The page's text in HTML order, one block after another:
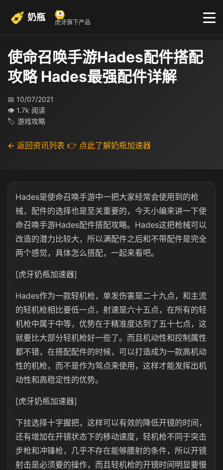
奶瓶 虎牙旗下产品
使命召唤手游Hades配件搭配
攻略 Hades最强配件详解
📅 10/07/2021
👁 1.7k 阅读
🏷 游戏攻略
← 返回资讯列表 👉 点此了解奶瓶加速器
Hades是使命召唤手游中一把大家经常会使用到的枪
械，配件的选择也是至关重要的，今天小编来讲一下使
命召唤手游Hades配件搭配攻略。Hades这把枪械可以
改造的潜力比较大，所以满配件之后和不带配件是完全
两个感觉，具体怎么搭配，一起来看吧。
[虎牙奶瓶加速器]
Hades作为一款轻机枪，单发伤害是二十九点，和主流
的轻机枪相比要低一点，射速是六十五点，在所有的轻
机枪中属于中等，优势在于精准度达到了五十七点，这
就要比大部分轻机枪好一些了。而且机动性和控制属性
都不错，在搭配配件的时候，可以打造成为一款高机动
性的机枪，而不是作为驾点来使用，这样才能发挥出机
动性和高稳定性的优势。
[虎牙奶瓶加速器]
下挂选择十字握把，这样可以有效的降低开镜的时间，
还有增加在开镜状态下的移动速度，轻机枪不同于突击
步枪和冲锋枪，几乎不存在能够腰射的条件，所以开镜
射击是必须要的操作，而且轻机枪的开镜时间明显要慢